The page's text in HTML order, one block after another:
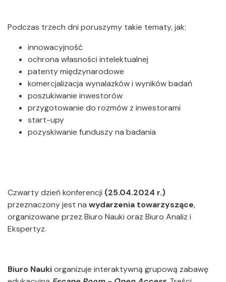
Podczas trzech dni poruszymy takie tematy, jak:
innowacyjność
ochrona własności intelektualnej
patenty międzynarodowe
komercjalizacja wynalazków i wyników badań
poszukiwanie inwestorów
przygotowanie do rozmów z inwestorami
start-upy
pozyskiwanie funduszy na badania
Czwarty dzień konferencji (25.04.2024 r.)
przeznaczony jest na wydarzenia towarzyszące,
organizowane przez Biuro Nauki oraz Biuro Analiz i
Ekspertyz.
Biuro Naukiorganizuje interaktywną grupową zabawę